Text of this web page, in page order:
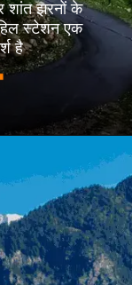
शांत झरनों के
स्टेशन एक
है